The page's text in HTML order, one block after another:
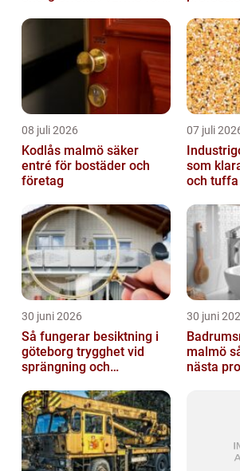
08 juli 2026
Kodlås malmö säker
entré för bostäder och
företag
07 juli
som
och
30 juni 2026
Så fungerar besiktning i
göteborg trygghet vid
sprängning och
30 juni
malmö så lyckas du med
nästa